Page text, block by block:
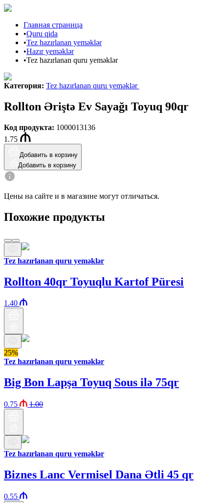
Главная страница
•Quru qida
•Tez hazırlanan yeməklər
•Hazır yeməklər
•Tez hazırlanan quru yeməklər
Категория: Tez hazırlanan quru yeməklər
Rollton Əriştə Ev Sayağı Toyuq 90qr
Код продукта: 1000013136
1.75
Добавить в корзину
Добавить в корзину
Цены на сайте и в магазине могут отличаться.
Похожие продукты
Tez hazırlanan quru yeməklər
Rollton 40qr Toyuqlu Kartof Püresi
1.40
25%
Tez hazırlanan quru yeməklər
Big Bon Lapşa Toyuq Sous ilə 75qr
0.75 1.00
Tez hazırlanan quru yeməklər
Biznes Lanc Vermisel Dana Ətli 45 qr
0.55